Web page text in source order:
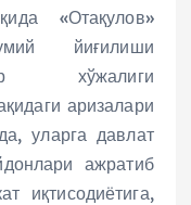
«Отақулов»
йиғилиши
хўжалиги
аризалари
уларга давлат
ажратиб
иқтисодиётига,